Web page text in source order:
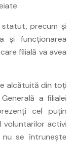
precum şi
şi funcţionarea
filială va avea
alcătuită din toţi
a filialei
cel puţin
voluntarilor activi
se întruneşte